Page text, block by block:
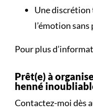
Une
l’émotion
Pour plus
Prêt(e) à
henné
Contactez-moi dès